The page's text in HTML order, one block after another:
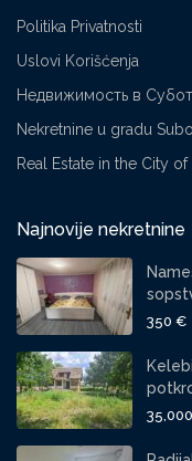
Politika Privatnosti
Uslovi Korišćenja
Недвижимость в
Nekretnine u gradu
Real Estate in the City
Najnovije nekretnine
350 €